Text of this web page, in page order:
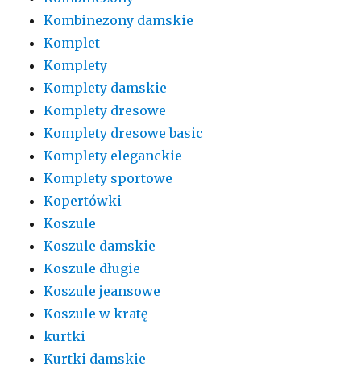
Kombinezony damskie
Komplet
Komplety
Komplety damskie
Komplety dresowe
Komplety dresowe basic
Komplety eleganckie
Komplety sportowe
Kopertówki
Koszule
Koszule damskie
Koszule długie
Koszule jeansowe
Koszule w kratę
kurtki
Kurtki damskie